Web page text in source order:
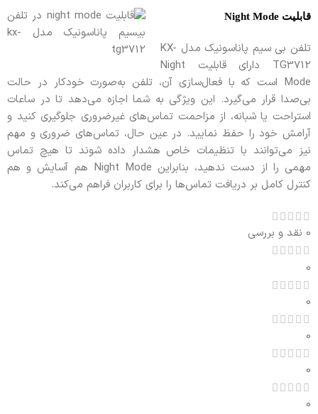
قابلیت Night Mode
تلفن بی سیم پاناسونیک مدل KX-
TG3712 دارای قابلیت Night
Mode است که با فعال‌سازی آن، تلفن به‌صورت خودکار در حالت
بی‌صدا قرار می‌گیرد. این ویژگی به شما اجازه می‌دهد تا در ساعات
استراحت یا شبانه، از مزاحمت تماس‌های غیرضروری جلوگیری کنید و
آرامش خود را حفظ نمایید. در عین حال، تماس‌های ضروری و مهم
نیز می‌توانند با تنظیمات خاص هشدار داده شوند تا هیچ تماس
مهمی را از دست ندهید، بنابراین Night Mode هم آسایش و هم
کنترل کامل بر دریافت تماس‌ها را برای کاربران فراهم می‌کند.
0 نقد و بررسی
0
0
0
0
0